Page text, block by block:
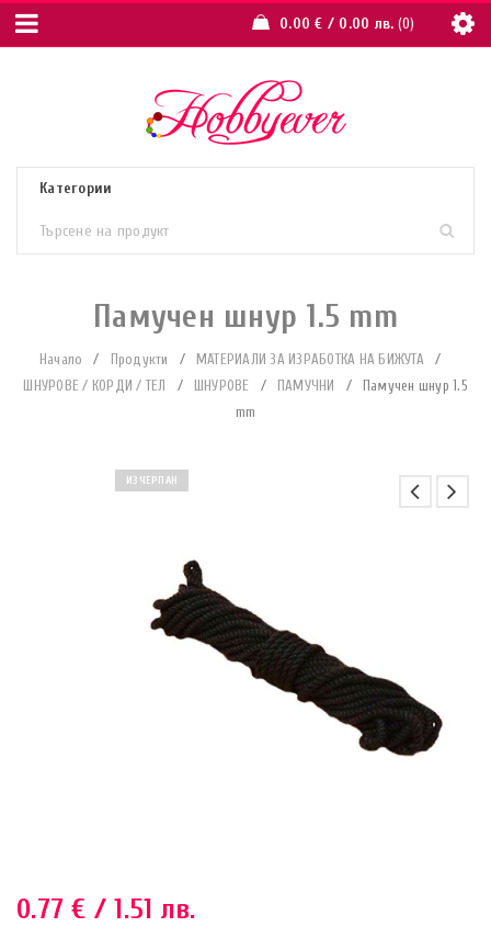
0.00€ / 0.00 лв. 0
Памучен шнур 1.5 mm
Начало / Продукти / МАТЕРИАЛИ ЗА ИЗРАБОТКА НА БИЖУТА
/
ШНУРОВЕ / КОРДИ / ТЕЛ
/ ШНУРОВЕ / ПАМУЧНИ /
Памучен шнур 1.5
mm
ИЗЧЕРПАН
0.77€ / 1.51 лв.